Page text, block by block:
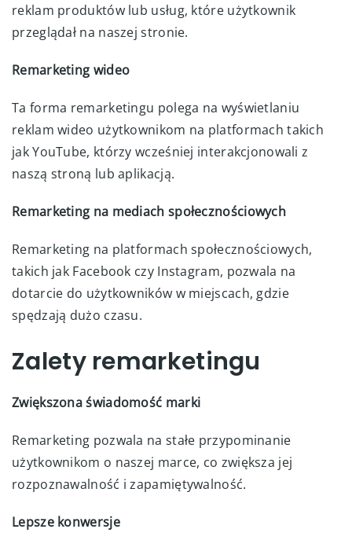
reklam produktów lub usług, które użytkownik
przeglądał na naszej stronie.
Remarketing wideo
Ta forma remarketingu polega na wyświetlaniu
reklam wideo użytkownikom na platformach takich
jak YouTube, którzy wcześniej interakcjonowali z
naszą stroną lub aplikacją.
Remarketing na mediach społecznościowych
Remarketing na platformach społecznościowych,
takich jak Facebook czy Instagram, pozwala na
dotarcie do użytkowników w miejscach, gdzie
spędzają dużo czasu.
Zalety remarketingu
Zwiększona świadomość marki
Remarketing pozwala na stałe przypominanie
użytkownikom o naszej marce, co zwiększa jej
rozpoznawalność i zapamiętywalność.
Lepsze konwersje